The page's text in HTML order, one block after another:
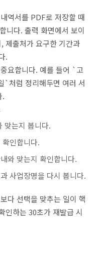
역서를 PDF로 저장할 때
니다. 출력 화면에서 보이
제출처가 요구한 기간과
.
요합니다. 예를 들어 `고
`처럼 정리해두면 여러 서
.
맞는지 봅니다.
인합니다.
와 맞는지 확인합니다.
사업장명을 다시 봅니다.
다 선택을 맞추는 일이 핵
인하는 30초가 재발급 시